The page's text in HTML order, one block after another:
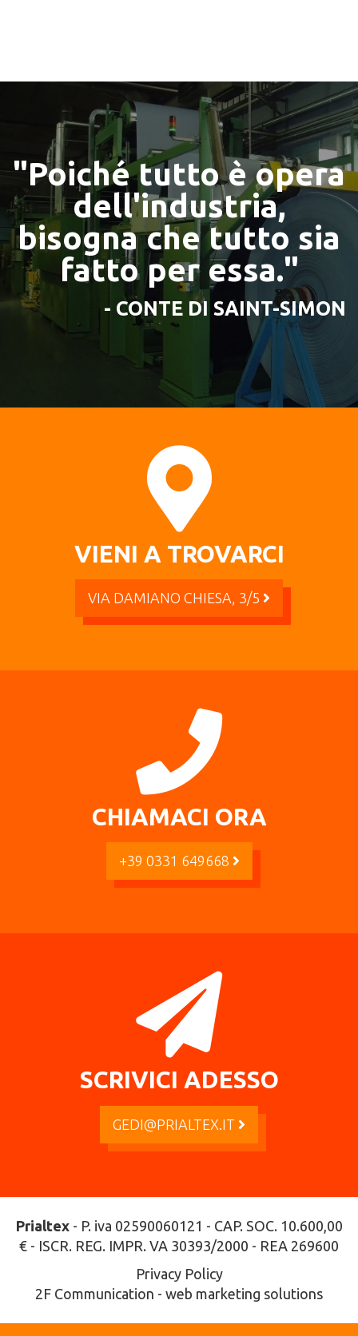
"Poiché tutto è opera
dell'industria,
bisogna che tutto sia
fatto per essa."
- CONTE DI SAINT-SIMON
VIENI A TROVARCI
VIA DAMIANO CHIESA, 3/5
CHIAMACI ORA
+39 0331 649668
SCRIVICI ADESSO
GEDI@PRIALTEX.IT
Prialtex- P. iva 02590060121 - CAP. SOC. 10.600,00
€ - ISCR. REG. IMPR. VA 30393/2000 - REA 269600
Privacy Policy
2F Communication - web marketing solutions